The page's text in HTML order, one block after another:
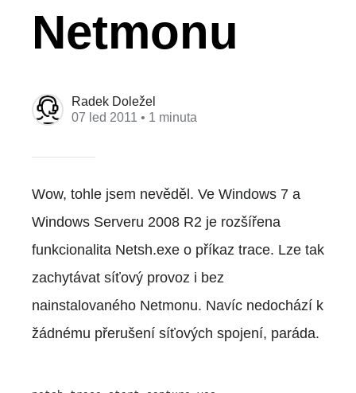
Netmonu
Radek Doležel
07 led 2011 • 1 minuta
Wow, tohle jsem nevěděl. Ve Windows 7 a
Windows Serveru 2008 R2 je rozšířena
funkcionalita Netsh.exe o příkaz trace. Lze tak
zachytávat síťový provoz i bez
nainstalovaného Netmonu. Navíc nedochází k
žádnému přerušení síťových spojení, paráda.